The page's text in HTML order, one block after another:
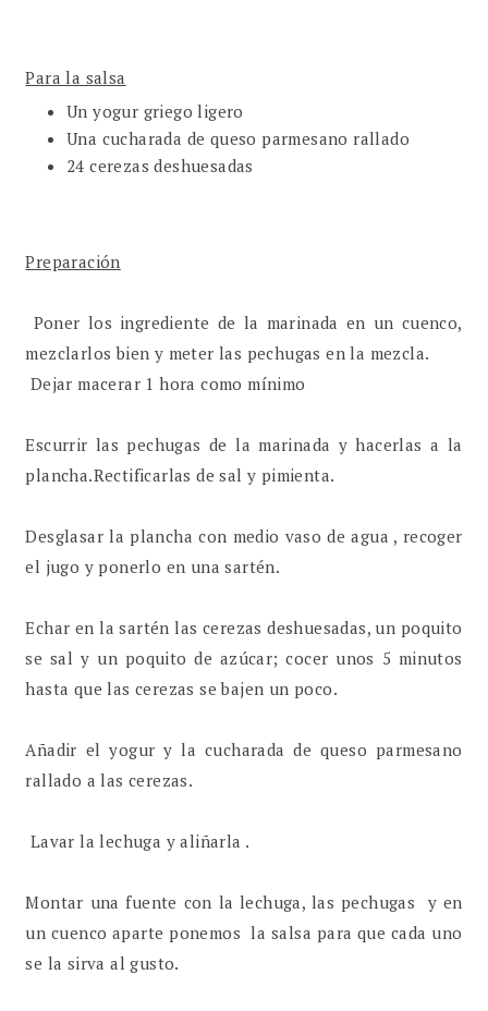
Para la salsa
Un yogur griego ligero
Una cucharada de queso parmesano rallado
24 cerezas deshuesadas
Preparación
Poner los ingrediente de la marinada en un cuenco,
mezclarlos bien y meter las pechugas en la mezcla.
Dejar macerar 1 hora como mínimo
Escurrir las pechugas de la marinada y hacerlas a la
plancha.Rectificarlas de sal y pimienta.
Desglasar la plancha con medio vaso de agua , recoger
el jugo y ponerlo en una sartén.
Echar en la sartén las cerezas deshuesadas, un poquito
se sal y un poquito de azúcar; cocer unos 5 minutos
hasta que las cerezas se bajen un poco.
Añadir el yogur y la cucharada de queso parmesano
rallado a las cerezas.
Lavar la lechuga y aliñarla .
Montar una fuente con la lechuga, las pechugas y en
un cuenco aparte ponemos la salsa para que cada uno
se la sirva al gusto.